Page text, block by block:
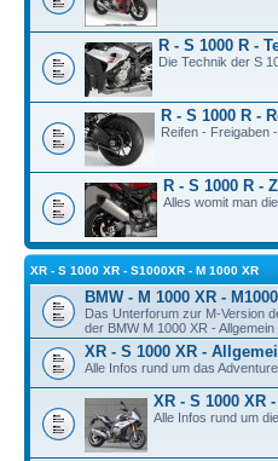
R - S 1000 R -
Die Technik der S
R - S 1000 R -
Reifen - Freigaben
R - S 1000 R -
Alles womit man
XR - S 1000 XR - S1000XR - M 1000 XR
BMW - M 1000 XR -
Das Unterforum zur M-Version
der BMW M 1000 XR - Allgemein
XR - S 1000 XR -
Alle Infos rund um das
XR - S 1000 XR
Alle Infos rund um